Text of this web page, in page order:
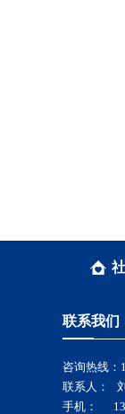
联系我们
咨询热线：
联系人
手机：